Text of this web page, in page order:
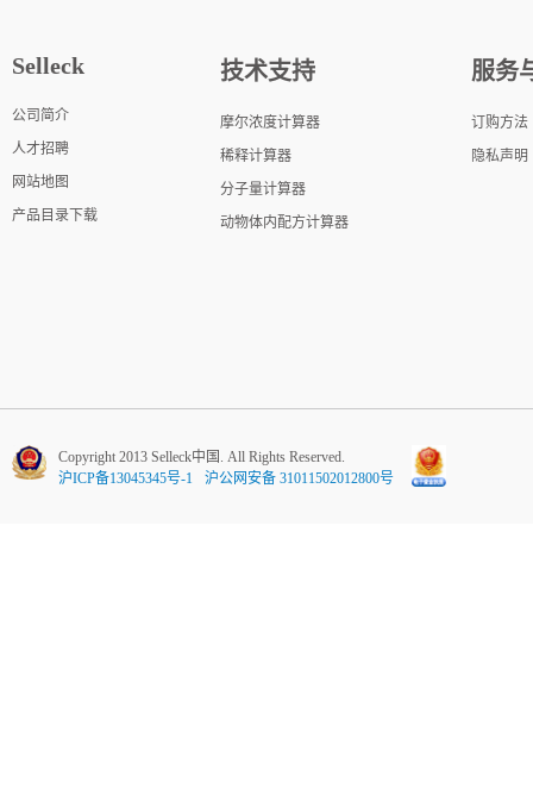
Selleck
公司简介
人才招聘
网站地图
产品目录下载
技术支持
摩尔浓度计算器
稀释计算器
分子量计算器
动物体内配方计算器
服务
订购方法
隐私声明
Copyright 2013 Selleck中国. All Rights Reserved.
沪ICP备13045345号-1
沪公网安备 31011502012800号